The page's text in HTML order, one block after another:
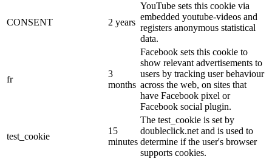
CONSENT 2 years
YouTube sets this cookie via
embedded youtube-videos and
registers anonymous statistical
data.
fr
3
months
Facebook sets this cookie to
show relevant advertisements to
users by tracking user behaviour
across the web, on sites that
have Facebook pixel or
Facebook social plugin.
test_cookie
15
minutes
The test_cookie is set by
doubleclick.net and is used to
determine if the user's browser
supports cookies.